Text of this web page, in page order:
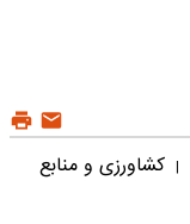
| کشاورزی و منابع